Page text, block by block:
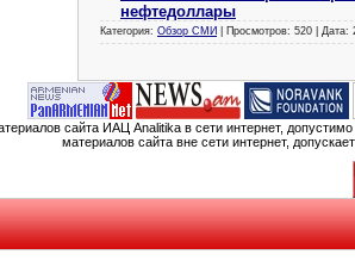
нефтедоллары
Категория: Обзор СМИ | Просмотров: 520 | Дата:
сайта ИАЦ Analitika в сети интернет,
материалов сайта вне сети интернет,